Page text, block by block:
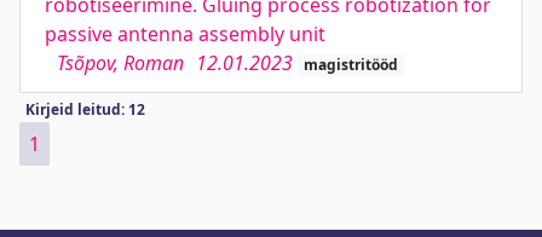
passive antenna assembly unit
Tsõpov, Roman 12.01.2023 magistritööd
Kirjeid leitud: 12
1